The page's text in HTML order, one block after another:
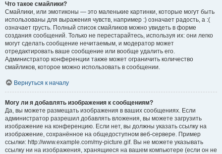
Что такое смайлики?
Смайлики, или эмотиконы — это маленькие картинки, которые могут быть
использованы для выражения чувств, например :) означает радость, а :(
означает грусть. Полный список смайликов можно увидеть в форме
создания сообщений. Только не перестарайтесь, используя их: они легко
могут сделать сообщение нечитаемым, и модератор может
отредактировать ваше сообщение или вообще удалить его.
Администратор конференции также может ограничить количество
смайликов, которое можно использовать в сообщении.
Вернуться к началу
Могу ли я добавлять изображения к сообщениям?
Да, вы можете размещать изображения в ваших сообщениях. Если
администратор разрешил добавлять вложения, вы можете загрузить
изображение на конференцию. Если нет, вы должны указать ссылку на
изображение, сохранённое на общедоступном веб-сервере. Пример
ссылки: http://www.example.com/my-picture.gif. Вы не можете указывать
ссылку ни на изображения, хранящиеся на вашем компьютере (если он не